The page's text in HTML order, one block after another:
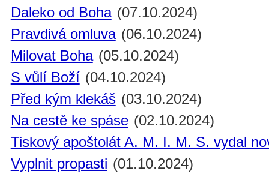
Daleko od Boha (07.10.2024)
Pravdivá omluva (06.10.2024)
Milovat Boha (05.10.2024)
S vůlí Boží (04.10.2024)
Před kým klekáš (03.10.2024)
Na cestě ke spáse (02.10.2024)
Tiskový apoštolát A. M. I. M. S. vydal
Vyplnit propasti (01.10.2024)